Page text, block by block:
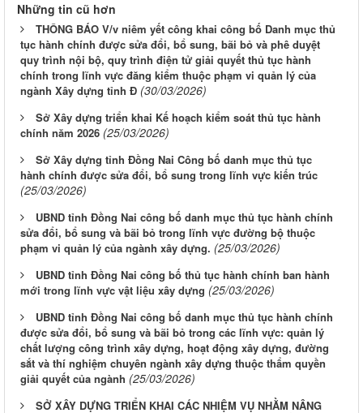
Những tin cũ hơn
THÔNG BÁO V/v niêm yết công khai công bố Danh mục thủ
tục hành chính được sửa đổi, bổ sung, bãi bỏ và phê duyệt
quy trình nội bộ, quy trình điện tử giải quyết thủ tục hành
chính trong lĩnh vực đăng kiểm thuộc phạm vi quản lý của
ngành Xây dựng tỉnh Đ (30/03/2026)
Sở Xây dựng triển khai Kế hoạch kiểm soát thủ tục hành
chính năm 2026 (25/03/2026)
Sở Xây dựng tỉnh Đồng Nai Công bố danh mục thủ tục
hành chính được sửa đổi, bổ sung trong lĩnh vực kiến trúc
(25/03/2026)
UBND tỉnh Đồng Nai công bố danh mục thủ tục hành chính
sửa đổi, bổ sung và bãi bỏ trong lĩnh vực đường bộ thuộc
phạm vi quản lý của ngành xây dựng. (25/03/2026)
UBND tỉnh Đồng Nai công bố thủ tục hành chính ban hành
mới trong lĩnh vực vật liệu xây dựng (25/03/2026)
UBND tỉnh Đồng Nai công bố danh mục thủ tục hành chính
được sửa đổi, bổ sung và bãi bỏ trong các lĩnh vực: quản lý
chất lượng công trình xây dựng, hoạt động xây dựng, đường
sắt và thí nghiệm chuyên ngành xây dựng thuộc thẩm quyền
giải quyết của ngành (25/03/2026)
SỞ XÂY DỰNG TRIỂN KHAI CÁC NHIỆM VỤ NHẰM NÂNG